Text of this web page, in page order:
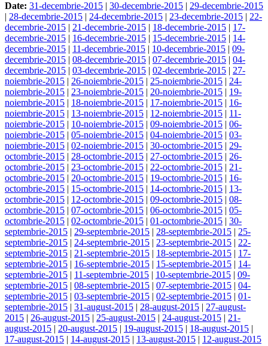
Date: 31-decembrie-2015 | 30-decembrie-2015 | 29-decembrie-2015
| 28-decembrie-2015 | 24-decembrie-2015 | 23-decembrie-2015 | 22-
decembrie-2015 | 21-decembrie-2015 | 18-decembrie-2015 | 17-
decembrie-2015 | 16-decembrie-2015 | 15-decembrie-2015 | 14-
decembrie-2015 | 11-decembrie-2015 | 10-decembrie-2015 | 09-
decembrie-2015 | 08-decembrie-2015 | 07-decembrie-2015 | 04-
decembrie-2015 | 03-decembrie-2015 | 02-decembrie-2015 | 27-
noiembrie-2015 | 26-noiembrie-2015 | 25-noiembrie-2015 | 24-
noiembrie-2015 | 23-noiembrie-2015 | 20-noiembrie-2015 | 19-
noiembrie-2015 | 18-noiembrie-2015 | 17-noiembrie-2015 | 16-
noiembrie-2015 | 13-noiembrie-2015 | 12-noiembrie-2015 | 11-
noiembrie-2015 | 10-noiembrie-2015 | 09-noiembrie-2015 | 06-
noiembrie-2015 | 05-noiembrie-2015 | 04-noiembrie-2015 | 03-
noiembrie-2015 | 02-noiembrie-2015 | 30-octombrie-2015 | 29-
octombrie-2015 | 28-octombrie-2015 | 27-octombrie-2015 | 26-
octombrie-2015 | 23-octombrie-2015 | 22-octombrie-2015 | 21-
octombrie-2015 | 20-octombrie-2015 | 19-octombrie-2015 | 16-
octombrie-2015 | 15-octombrie-2015 | 14-octombrie-2015 | 13-
octombrie-2015 | 12-octombrie-2015 | 09-octombrie-2015 | 08-
octombrie-2015 | 07-octombrie-2015 | 06-octombrie-2015 | 05-
octombrie-2015 | 02-octombrie-2015 | 01-octombrie-2015 | 30-
septembrie-2015 | 29-septembrie-2015 | 28-septembrie-2015 | 25-
septembrie-2015 | 24-septembrie-2015 | 23-septembrie-2015 | 22-
septembrie-2015 | 21-septembrie-2015 | 18-septembrie-2015 | 17-
septembrie-2015 | 16-septembrie-2015 | 15-septembrie-2015 | 14-
septembrie-2015 | 11-septembrie-2015 | 10-septembrie-2015 | 09-
septembrie-2015 | 08-septembrie-2015 | 07-septembrie-2015 | 04-
septembrie-2015 | 03-septembrie-2015 | 02-septembrie-2015 | 01-
septembrie-2015 | 31-august-2015 | 28-august-2015 | 27-august-
2015 | 26-august-2015 | 25-august-2015 | 24-august-2015 | 21-
august-2015 | 20-august-2015 | 19-august-2015 | 18-august-2015 |
17-august-2015 | 14-august-2015 | 13-august-2015 | 12-august-2015